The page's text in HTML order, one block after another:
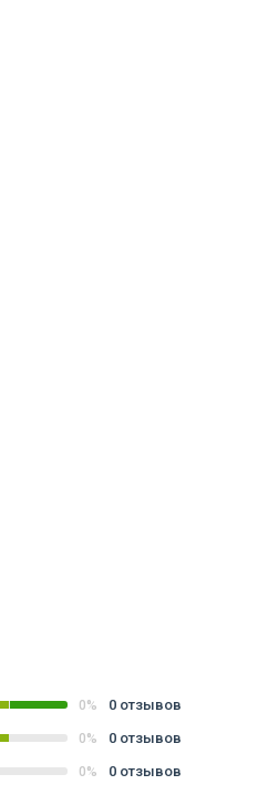
0% 0 отзывов
0% 0 отзывов
0% 0 отзывов